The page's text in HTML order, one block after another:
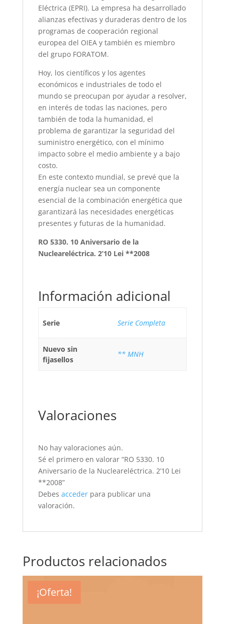
Eléctrica (EPRI). La empresa ha desarrollado
alianzas efectivas y duraderas dentro de los
programas de cooperación regional
europea del OIEA y también es miembro
del grupo FORATOM.
Hoy, los científicos y los agentes
económicos e industriales de todo el
mundo se preocupan por ayudar a resolver,
en interés de todas las naciones, pero
también de toda la humanidad, el
problema de garantizar la seguridad del
suministro energético, con el mínimo
impacto sobre el medio ambiente y a bajo
costo.
En este contexto mundial, se prevé que la
energía nuclear sea un componente
esencial de la combinación energética que
garantizará las necesidades energéticas
presentes y futuras de la humanidad.
RO 5330. 10 Aniversario de la
Nucleareléctrica. 2’10 Lei **2008
Información adicional
Serie Serie Completa
Nuevo sin
fijasellos
** MNH
Valoraciones
No hay valoraciones aún.
Sé el primero en valorar “RO 5330. 10
Aniversario de la Nucleareléctrica. 2’10 Lei
**2008”
Debes accederpara publicar una
valoración.
Productos relacionados
¡Oferta!